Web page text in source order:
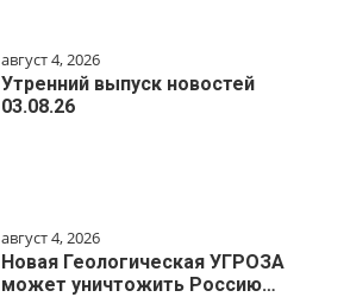
август 4, 2026
Утренний выпуск новостей
03.08.26
август 4, 2026
Новая Геологическая УГРОЗА
может уничтожить Россию…